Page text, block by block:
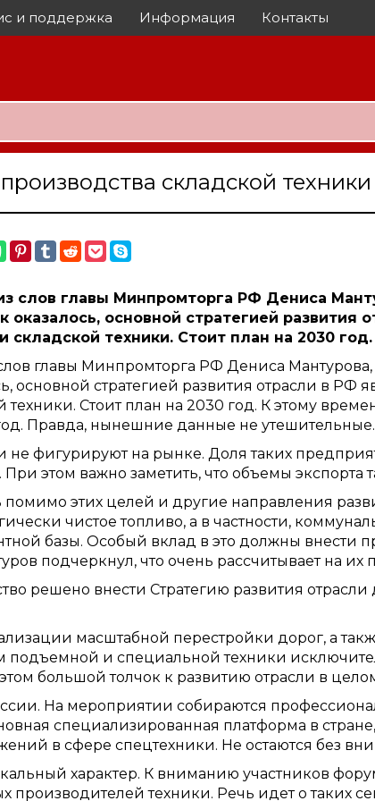
и поддержка Информация Контакты
складской техники
слов главы Минпромторга РФ Дениса
оказалось, основной стратегией развития
техники. Стоит план на 2030 год.
главы Минпромторга РФ Дениса
основной стратегией развития отрасли в РФ
Стоит план на 2030 год. К этому
Правда, нынешние данные не утешительные.
не фигурируют на рынке. Доля таких
При этом важно заметить, что объемы
этих целей и другие направления
чистое топливо, а в частности,
базы. Особый вклад в это должны внести
подчеркнул, что очень рассчитывает на их
решено внести Стратегию развития отрасли
масштабной перестройки дорог, а
и специальной техники
большой толчок к развитию отрасли в
На мероприятии собираются
специализированная платформа в
в сфере спецтехники. Не остаются без
характер. К вниманию участников
техники. Речь идет о таких